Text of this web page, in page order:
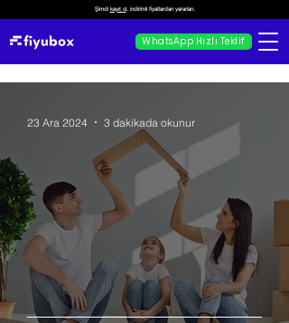
Şimdi kayıt ol, indirimli fiyatlardan yararlan.
WhatsApp Hızlı Teklif
23 Ara 2024 3 dakikada okunur